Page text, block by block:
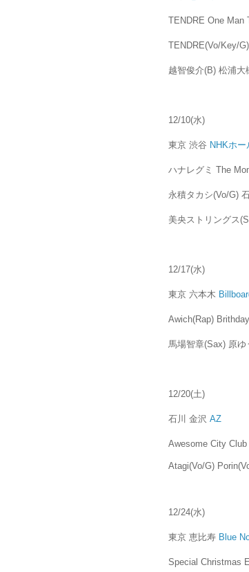
TENDRE One Man
TENDRE(Vo/Key/
越智俊介(B) 松浦
12/10(水)
東京 渋谷 NHKホー
ハナレグミ The
永積タカシ(Vo/G)
美央ストリングス
12/17(水)
東京 六本木
Awich(Rap)
馬場智章(Sax) 原
12/20(土)
石川 金沢 AZ
Awesome City Club
Atagi(Vo/G)
12/24(水)
東京 恵比寿 Blue
Special Christmas